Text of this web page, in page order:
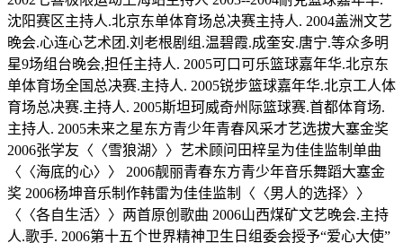
沈阳赛区主持人.北京东单体育场总决赛主持人. 2004盖洲文艺
晚会.心连心艺术团.刘老根剧组.温碧霞.成奎安.唐宁.等众多明
星9场组台晚会,担任主持人. 2005可口可乐篮球嘉年华.北京东
单体育场全国总决赛.主持人. 2005锐步篮球嘉年华.北京工人体
育场总决赛.主持人. 2005斯坦珂威奇州际篮球赛.首都体育场.
主持人. 2005未来之星东方青少年青春风采才艺选拔大塞金奖
2006张学友〈〈雪狼湖〉〉艺术顾问田梓呈为佳佳监制单曲
〈〈海底的心〉〉 2006靓丽青春东方青少年音乐舞蹈大塞金
奖 2006杨坤音乐制作韩雷为佳佳监制〈〈男人的选择〉〉
〈〈各自生活〉〉两首原创歌曲 2006山西煤矿文艺晚会.主持
人.歌手. 2006第十五个世界精神卫生日组委会授予“爱心大使”